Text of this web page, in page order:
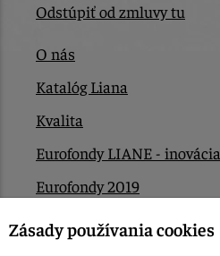
Odstúpiť od zmluvy tu
O nás
Katalóg Liana
Kvalita
Eurofondy LIANE - inovácia
Eurofondy 2019
Eurofondy 2022/2023
Zásady používania cookies